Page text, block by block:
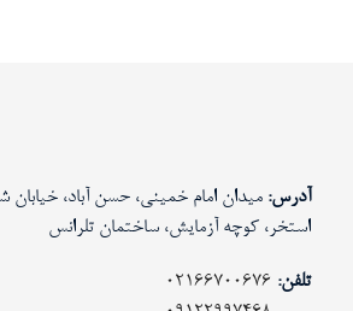
آدرس: میدان امام خمینی، حسن آباد، خیابان
استخر، کوچه آزمایش، ساختمان تلرانس
تلفن: 02166700676